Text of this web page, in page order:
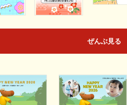
ぜんぶ見る